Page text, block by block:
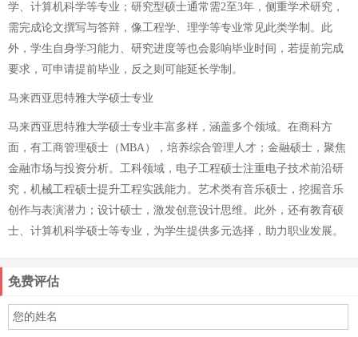
学、计算机科学等专业；研究型硕士通常需2至3年，侧重学术研究，
需完成论文撰写与答辩，像工程学、理学等专业常见此类学制。此
外，学生自身学习能力、研究进度等也会影响毕业时间，若提前完成
要求，可申请提前毕业，反之则可能延长学制。
马来西亚思特雅大学硕士专业
马来西亚思特雅大学硕士专业丰富多样，涵盖多个领域。在商科方
面，有工商管理硕士（MBA），培养综合管理人才；金融硕士，聚焦
金融市场与投资分析。工科领域，电子工程硕士注重电子技术前沿研
究，机械工程硕士提升工程实践能力。艺术类有音乐硕士，挖掘音乐
创作与表演潜力；设计硕士，激发创意设计思维。此外，还有教育硕
士、计算机科学硕士等专业，为学生提供多元选择，助力职业发展。
免费评估